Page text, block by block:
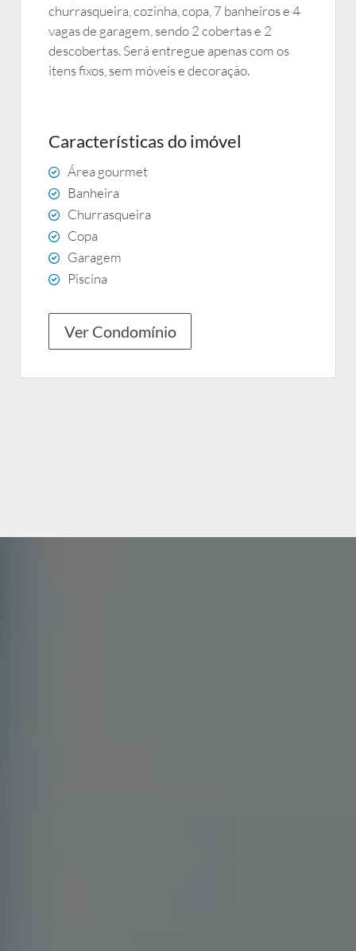
churrasqueira, cozinha, copa, 7 banheiros e 4
vagas de garagem, sendo 2 cobertas e 2
descobertas. Será entregue apenas com os
itens fixos, sem móveis e decoração.
Características do imóvel
Área gourmet
Banheira
Churrasqueira
Copa
Garagem
Piscina
Ver Condomínio